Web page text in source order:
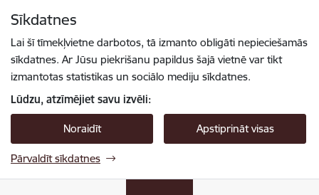
Sīkdatnes
Lai šī tīmekļvietne darbotos, tā izmanto obligāti nepieciešamās
sīkdatnes. Ar Jūsu piekrišanu papildus šajā vietnē var tikt
izmantotas statistikas un sociālo mediju sīkdatnes.
Lūdzu, atzīmējiet savu izvēli:
Noraidīt Apstiprināt visas
Pārvaldīt sīkdatnes